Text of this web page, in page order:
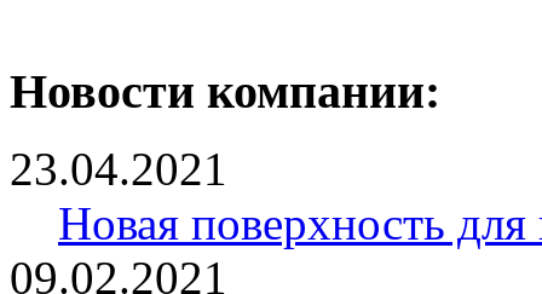
Новости компании:
23.04.2021
Новая поверхность
09.02.2021